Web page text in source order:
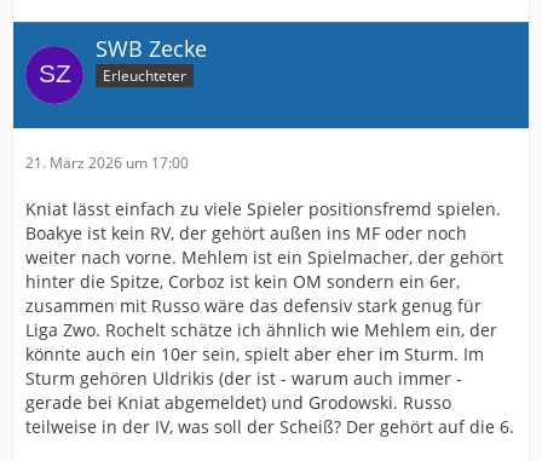
SWB Zecke
Erleuchteter
21. März 2026 um 17:00
Kniat lässt einfach zu viele Spieler positionsfremd spielen.
Boakye ist kein RV, der gehört außen ins MF oder noch
weiter nach vorne. Mehlem ist ein Spielmacher, der gehört
hinter die Spitze, Corboz ist kein OM sondern ein 6er,
zusammen mit Russo wäre das defensiv stark genug für
Liga Zwo. Rochelt schätze ich ähnlich wie Mehlem ein, der
könnte auch ein 10er sein, spielt aber eher im Sturm. Im
Sturm gehören Uldrikis (der ist - warum auch immer -
gerade bei Kniat abgemeldet) und Grodowski. Russo
teilweise in der IV, was soll der Scheiß? Der gehört auf die 6.